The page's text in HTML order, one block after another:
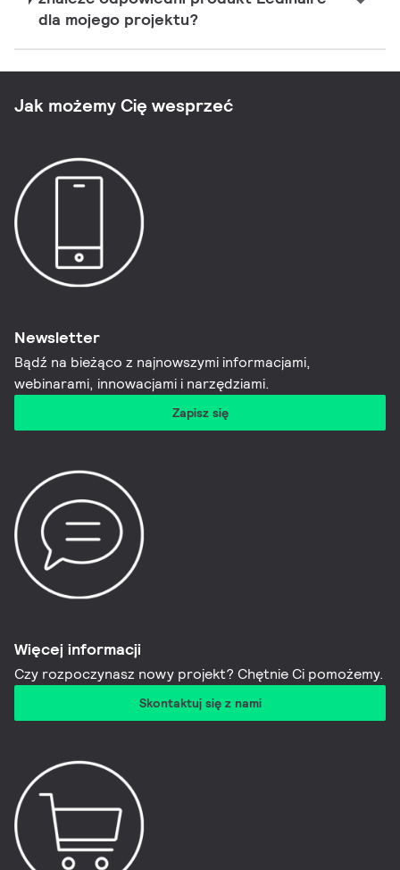
dla mojego projektu?
Jak możemy Cię wesprzeć
Newsletter
Bądź na bieżąco z najnowszymi informacjami,
webinarami, innowacjami i narzędziami.​
Zapisz się
Więcej informacji​
Czy rozpoczynasz nowy projekt? Chętnie Ci pomożemy.
Skontaktuj się z nami